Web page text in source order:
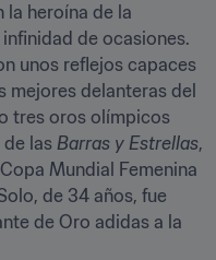
la heroína de la
de ocasiones.
unos reflejos capaces
delanteras del
tres oros olímpicos
las Barras y Estrellas,
Mundial Femenina
de 34 años, fue
de Oro adidas a la